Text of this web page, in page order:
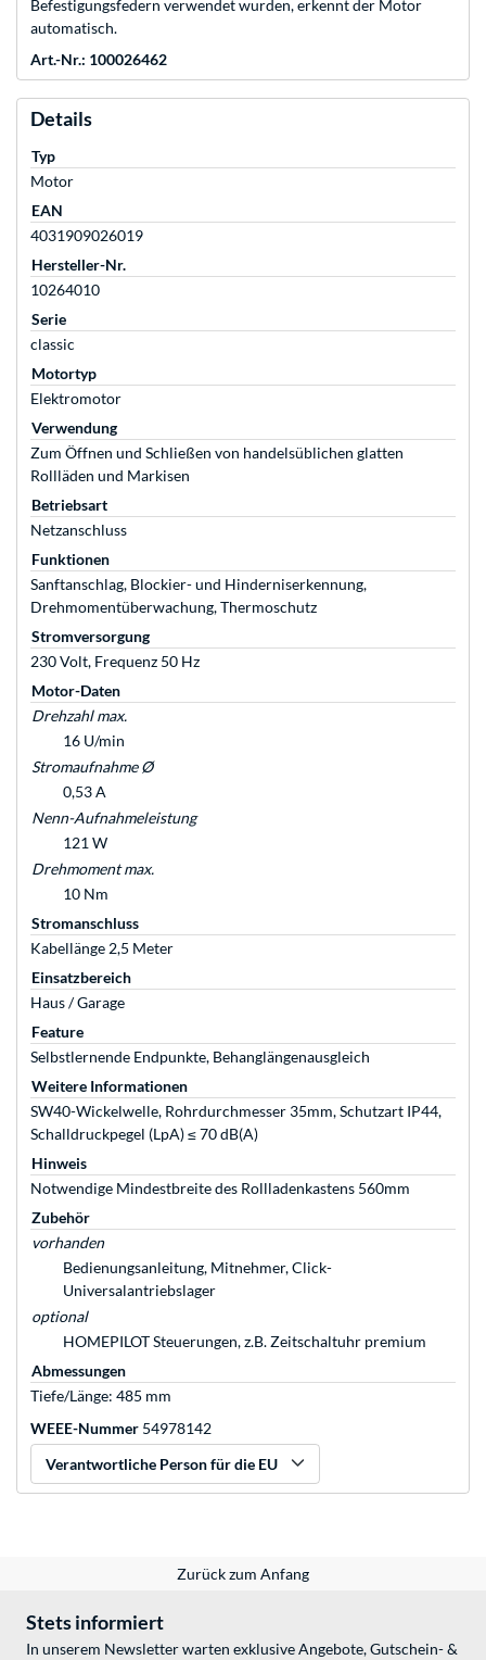
Befestigungsfedern verwendet wurden, erkennt der Motor
automatisch.
Art.-Nr.: 100026462
Details
Typ
Motor
EAN
4031909026019
Hersteller-Nr.
10264010
Serie
classic
Motortyp
Elektromotor
Verwendung
Zum Öffnen und Schließen von handelsüblichen glatten
Rollläden und Markisen
Betriebsart
Netzanschluss
Funktionen
Sanftanschlag, Blockier- und Hinderniserkennung,
Drehmomentüberwachung, Thermoschutz
Stromversorgung
230 Volt, Frequenz 50 Hz
Motor-Daten
Drehzahl max.
16 U/min
Stromaufnahme Ø
0,53 A
Nenn-Aufnahmeleistung
121 W
Drehmoment max.
10 Nm
Stromanschluss
Kabellänge 2,5 Meter
Einsatzbereich
Haus / Garage
Feature
Selbstlernende Endpunkte, Behanglängenausgleich
Weitere Informationen
SW40-Wickelwelle, Rohrdurchmesser 35mm, Schutzart IP44,
Schalldruckpegel (LpA) ≤ 70 dB(A)
Hinweis
Notwendige Mindestbreite des Rollladenkastens 560mm
Zubehör
vorhanden
Bedienungsanleitung, Mitnehmer, Click-
Universalantriebslager
optional
HOMEPILOT Steuerungen, z.B. Zeitschaltuhr premium
Abmessungen
Tiefe/Länge: 485 mm
WEEE-Nummer 54978142
Verantwortliche Person für die EU
Zurück zum Anfang
Stets informiert
In unserem Newsletter warten exklusive Angebote, Gutschein- &